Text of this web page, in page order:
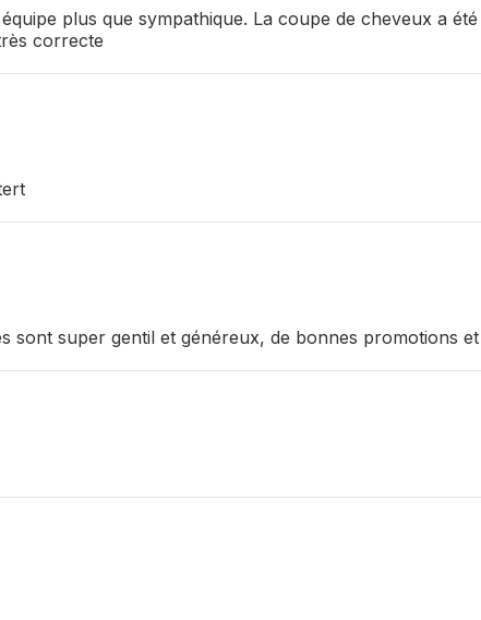
plus que sympathique. La coupe de cheveux a
correcte
sont super gentil et généreux, de bonnes promotions